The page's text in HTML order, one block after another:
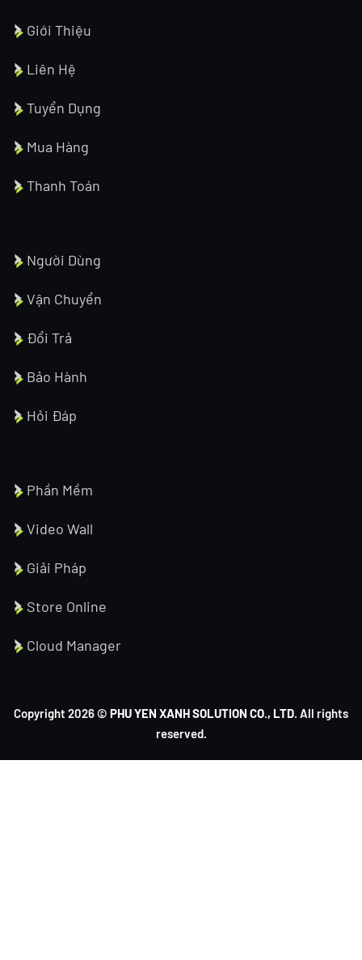
Giới Thiệu
Liên Hệ
Tuyển Dụng
Mua Hàng
Thanh Toán
Người Dùng
Vận Chuyển
Đổi Trả
Bảo Hành
Hỏi Đáp
Phần Mềm
Video Wall
Giải Pháp
Store Online
Cloud Manager
Copyright 2026 © PHU YEN XANH SOLUTION CO., LTD. All rights
reserved.